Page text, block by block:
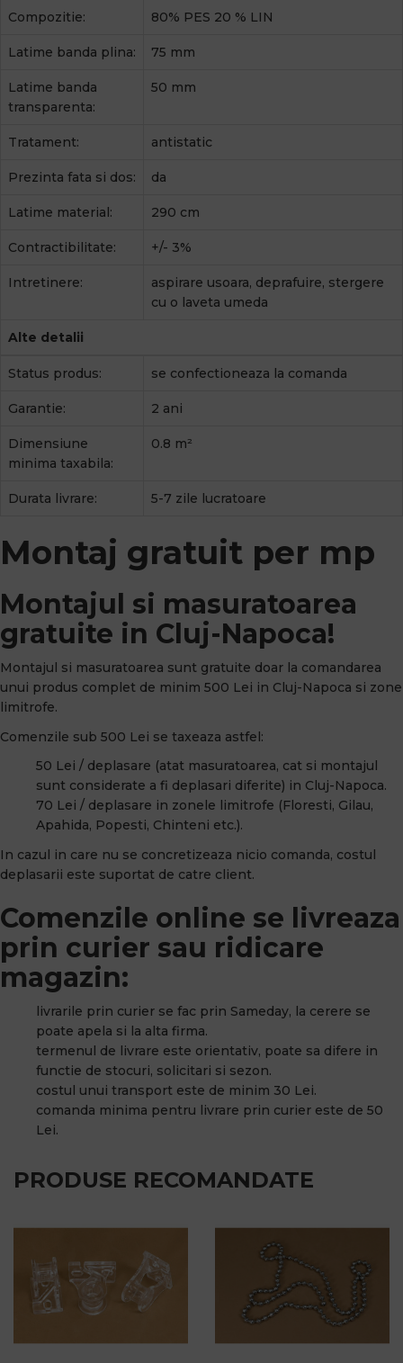
Compozitie: 80% PES 20 % LIN
Latime banda plina: 75 mm
Latime banda
transparenta:
50 mm
Tratament: antistatic
Prezinta fata si dos: da
Latime material: 290 cm
Contractibilitate: +/- 3%
Intretinere:
aspirare usoara, deprafuire, stergere
cu o laveta umeda
Alte detalii
Status produs: se confectioneaza la comanda
Garantie: 2 ani
Dimensiune
minima taxabila:
0.8 m²
Durata livrare: 5-7 zile lucratoare
Montaj gratuit per mp
Montajul si masuratoarea
gratuite in Cluj-Napoca!
Montajul si masuratoarea sunt gratuite doar la comandarea
unui produs complet de minim 500 Lei in Cluj-Napoca si zone
limitrofe.
Comenzile sub 500 Lei se taxeaza astfel:
50 Lei / deplasare (atat masuratoarea, cat si montajul
sunt considerate a fi deplasari diferite) in Cluj-Napoca.
70 Lei / deplasare in zonele limitrofe (Floresti, Gilau,
Apahida, Popesti, Chinteni etc.).
In cazul in care nu se concretizeaza nicio comanda, costul
deplasarii este suportat de catre client.
Comenzile online se livreaza
prin curier sau ridicare
magazin:
livrarile prin curier se fac prin Sameday, la cerere se
poate apela si la alta firma.
termenul de livrare este orientativ, poate sa difere in
functie de stocuri, solicitari si sezon.
costul unui transport este de minim 30 Lei.
comanda minima pentru livrare prin curier este de 50
Lei.
PRODUSE RECOMANDATE